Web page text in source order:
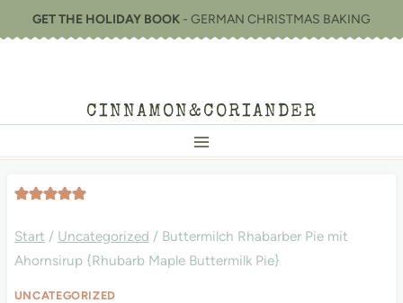
Inhalt
GET THE HOLIDAY BOOK - GERMAN CHRISTMAS BAKING
CINNAMON&CORIANDER
Start / Uncategorized / Buttermilch Rhabarber Pie mit
Ahornsirup {Rhubarb Maple Buttermilk Pie}
UNCATEGORIZED